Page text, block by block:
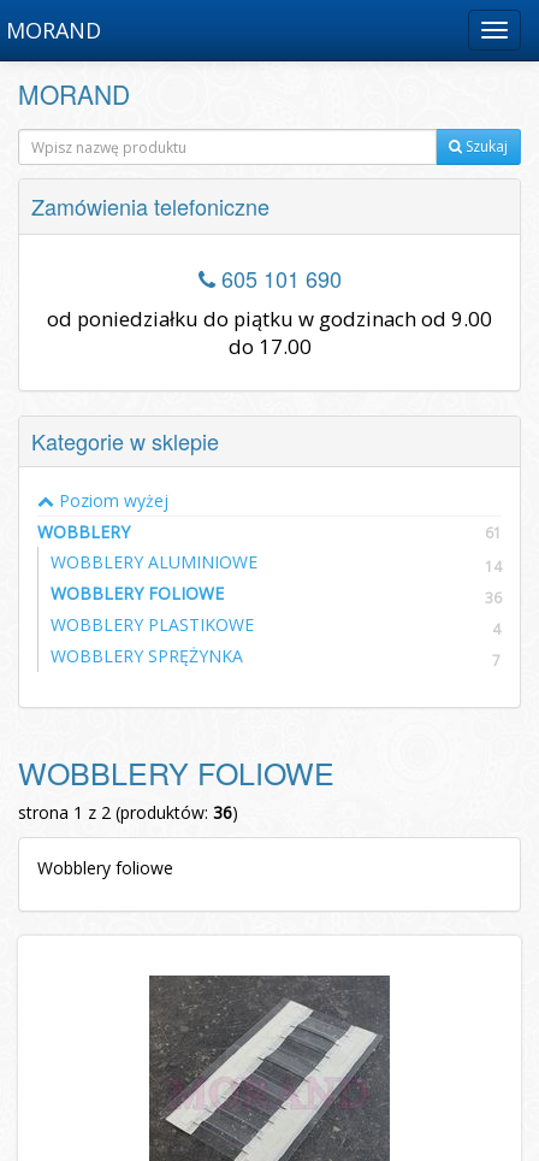
Menu
MORAND
MORAND
Szukaj
Zamówienia telefoniczne
605 101 690
od poniedziałku do piątku w godzinach od 9.00
do 17.00
Kategorie w sklepie
Poziom wyżej
WOBBLERY
61
WOBBLERY ALUMINIOWE 14
WOBBLERY FOLIOWE 36
WOBBLERY PLASTIKOWE 4
WOBBLERY SPRĘŻYNKA 7
WOBBLERY FOLIOWE
strona 1 z 2 (produktów: 36)
Wobblery foliowe